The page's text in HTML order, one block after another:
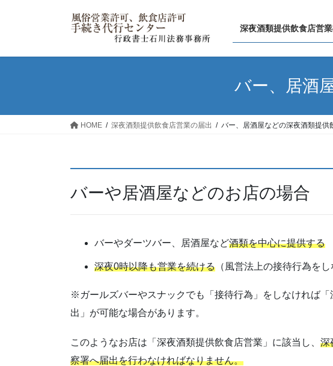
深夜酒類提供飲食店営
バー、居酒
HOME 深夜酒類提供飲食店営業の届出 バー、居酒屋などの深夜酒類提供
バーや居酒屋などのお店の場合
バーやダーツバー、居酒屋など酒類を中心に提供する
深夜0時以降も営業を続ける （風営法上の接待行為をし
※ガールズバーやスナックでも「接待行為」をしなければ
出」が可能な場合があります。
このようなお店は「深夜酒類提供飲食店営業」に該当し、 深
察署へ届出を行わなければなりません。